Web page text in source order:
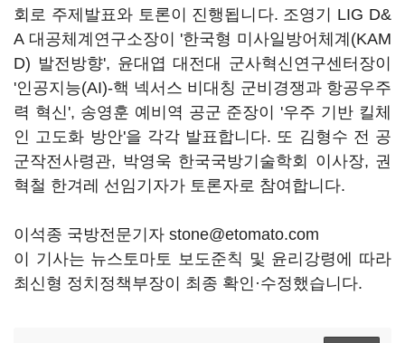
회로 주제발표와 토론이 진행됩니다. 조영기 LIG D&
A 대공체계연구소장이 '한국형 미사일방어체계(KAM
D) 발전방향', 윤대엽 대전대 군사혁신연구센터장이
'인공지능(AI)-핵 넥서스 비대칭 군비경쟁과 항공우주
력 혁신', 송영훈 예비역 공군 준장이 '우주 기반 킬체
인 고도화 방안'을 각각 발표합니다. 또 김형수 전 공
군작전사령관, 박영욱 한국국방기술학회 이사장, 권
혁철 한겨레 선임기자가 토론자로 참여합니다.
이석종 국방전문기자 stone@etomato.com
이 기사는 뉴스토마토 보도준칙 및 윤리강령에 따라
최신형 정치정책부장이 최종 확인·수정했습니다.